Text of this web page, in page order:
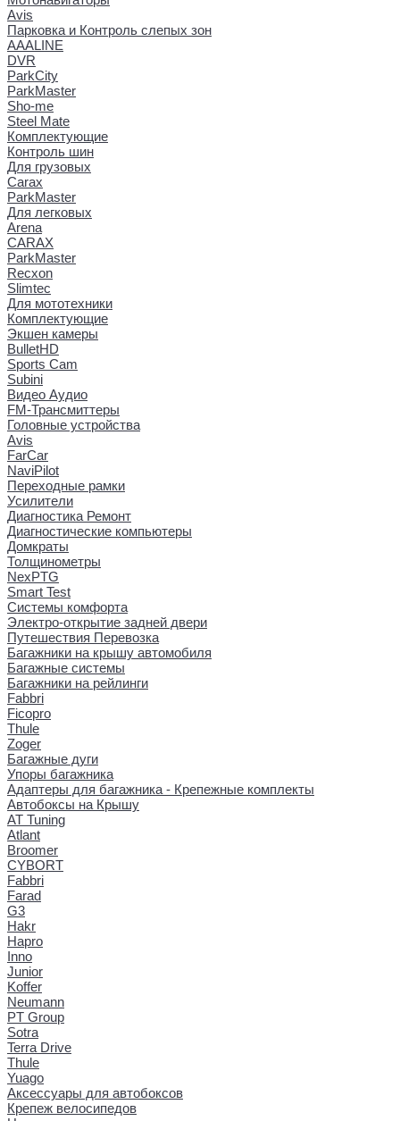
Avis
Парковка и Контроль слепых зон
AAALINE
DVR
ParkCity
ParkMaster
Sho-me
Steel Mate
Комплектующие
Контроль шин
Для грузовых
Carax
ParkMaster
Для легковых
Arena
CARAX
ParkMaster
Recxon
Slimtec
Для мототехники
Комплектующие
Экшен камеры
BulletHD
Sports Cam
Subini
Видео Аудио
FM-Трансмиттеры
Головные устройства
Avis
FarCar
NaviPilot
Переходные рамки
Усилители
Диагностика Ремонт
Диагностические компьютеры
Домкраты
Толщинометры
NexPTG
Smart Test
Системы комфорта
Электро-открытие задней двери
Путешествия Перевозка
Багажники на крышу автомобиля
Багажные системы
Багажники на рейлинги
Fabbri
Ficopro
Thule
Zoger
Багажные дуги
Упоры багажника
Адаптеры для багажника - Крепежные комплекты
Автобоксы на Крышу
AT Tuning
Atlant
Broomer
CYBORT
Fabbri
Farad
G3
Hakr
Hapro
Inno
Junior
Koffer
Neumann
PT Group
Sotra
Terra Drive
Thule
Yuago
Аксессуары для автобоксов
Крепеж велосипедов